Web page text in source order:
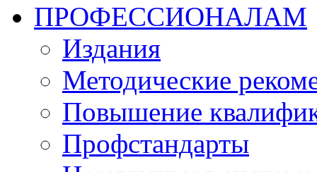
ПРОФЕССИОНАЛАМ
Издания
Методические
Повышение
Профстандарты